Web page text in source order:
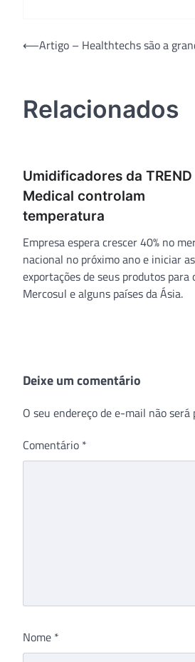
Navegação
⟵Artigo – Healthtechs são a
Relacionados
Umidificadores da TREND
Medical controlam
temperatura
Empresa espera crescer 40% no
nacional no próximo ano e iniciar as
exportações de seus produtos para
Mercosul e alguns países da Ásia.
Deixe um comentário
O seu endereço de e-mail não será
Comentário *
Nome *